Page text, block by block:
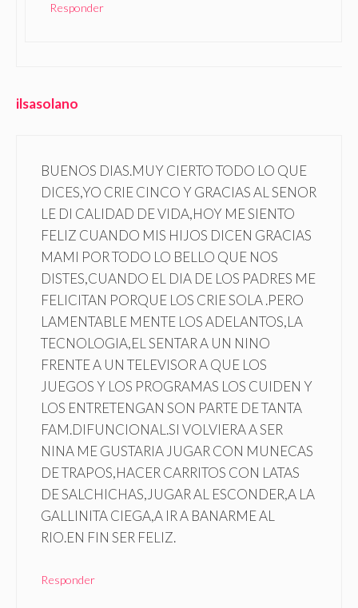
Responder
ilsasolano
BUENOS DIAS.MUY CIERTO TODO LO QUE
DICES,YO CRIE CINCO Y GRACIAS AL SENOR
LE DI CALIDAD DE VIDA,HOY ME SIENTO
FELIZ CUANDO MIS HIJOS DICEN GRACIAS
MAMI POR TODO LO BELLO QUE NOS
DISTES,CUANDO EL DIA DE LOS PADRES ME
FELICITAN PORQUE LOS CRIE SOLA .PERO
LAMENTABLE MENTE LOS ADELANTOS,LA
TECNOLOGIA,EL SENTAR A UN NINO
FRENTE A UN TELEVISOR A QUE LOS
JUEGOS Y LOS PROGRAMAS LOS CUIDEN Y
LOS ENTRETENGAN SON PARTE DE TANTA
FAM.DIFUNCIONAL.SI VOLVIERA A SER
NINA ME GUSTARIA JUGAR CON MUNECAS
DE TRAPOS,HACER CARRITOS CON LATAS
DE SALCHICHAS,JUGAR AL ESCONDER,A LA
GALLINITA CIEGA,A IR A BANARME AL
RIO.EN FIN SER FELIZ.
Responder